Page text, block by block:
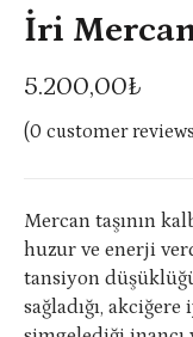
İri
5.200,00₺
(0 customer
Mercan taşının
huzur ve enerji
tansiyon
sağladığı,